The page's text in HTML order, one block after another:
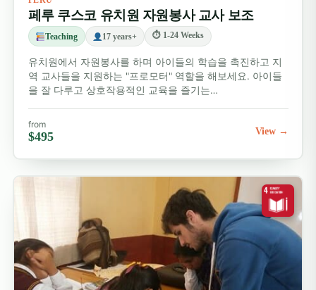
페루 쿠스코 유치원 자원봉사 교사 보조
Teaching 17 years+ ⏱ 1-24 Weeks
유치원에서 자원봉사를 하며 아이들의 학습을 촉진하고 지
역 교사들을 지원하는 "프로모터" 역할을 해보세요. 아이들
을 잘 다루고 상호작용적인 교육을 즐기는…
from
$495 View →